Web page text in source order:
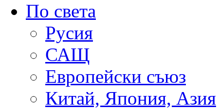
По света
Русия
САЩ
Европейски съюз
Китай, Япония, Азия